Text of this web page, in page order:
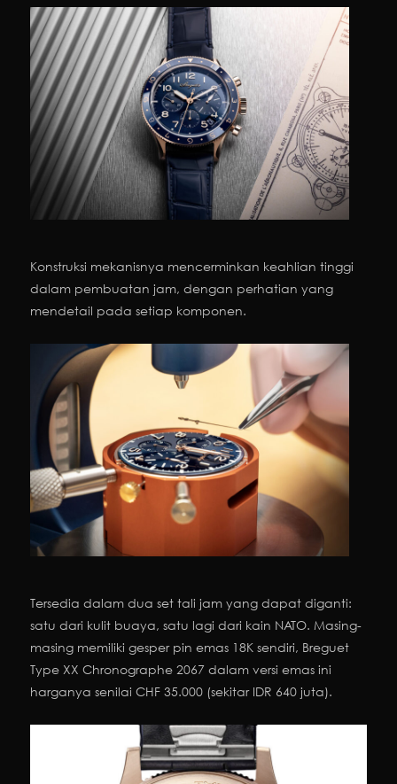
Konstruksi mekanisnya mencerminkan keahlian tinggi
dalam pembuatan jam, dengan perhatian yang
mendetail pada setiap komponen.
Tersedia dalam dua set tali jam yang dapat diganti:
satu dari kulit buaya, satu lagi dari kain NATO. Masing-
masing memiliki gesper pin emas 18K sendiri, Breguet
Type XX Chronographe 2067 dalam versi emas ini
harganya senilai CHF 35.000 (sekitar IDR 640 juta).